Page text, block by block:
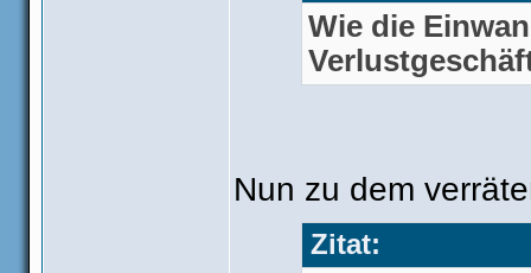
Wie die
Nun zu dem
Zitat: